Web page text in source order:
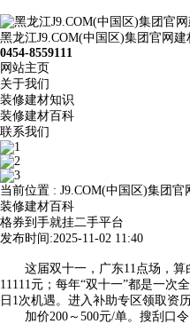
黑龙江J9.COM(中国区)集团官网
0454-8559111
网站主页
关于我们
装修建材知识
装修建材百科
联系我们
当前位置 : J9.COM(中国区)集团官
装修建材百科
格券到手就挂二手平台
发布时间:2025-11-02 11:40
这届双十一，广东11点场，算
11111元；每年“双十一”都是一次
日1次机遇。进入补助专区领取资历
加价200～500元/单。搜刮口令